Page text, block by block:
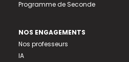
Programme de Seconde
NOS ENGAGEMENTS
Nos professeurs
IA